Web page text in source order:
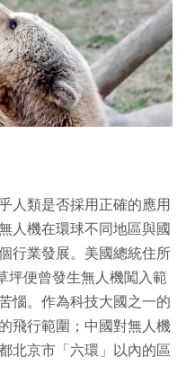
人類是否採用正確的應用
人機在環球不同地區與國
行業發展。美國總統住所
坪便曾發生無人機闖入範
惱。作為科技大國之一的
飛行範圍；中國對無人機
北京市「六環」以內的區